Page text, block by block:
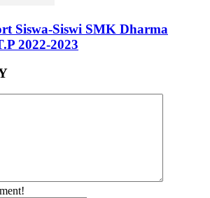
Siswa-Siswi SMK Dharma
2022-2023